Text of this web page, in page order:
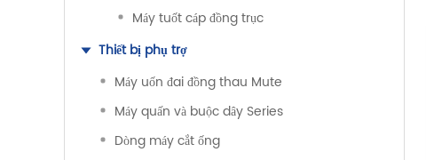
Máy tuốt cáp đồng trục
Thiết bị phụ trợ
Máy uốn đai đồng thau Mute
Máy quấn và buộc dây Series
Dòng máy cắt ống